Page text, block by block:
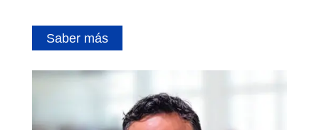
Saber más